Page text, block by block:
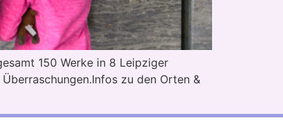
150 Werke in 8 Leipziger
zu den Orten &